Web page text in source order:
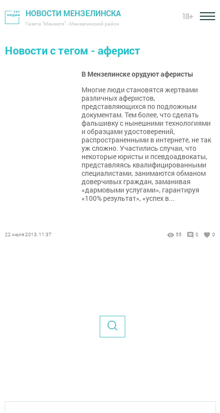
НОВОСТИ МЕНЗЕЛИНСКА
Газета "Мензеля" - Мензелинский район
18+
Новости с тегом - аферист
В Мензелинске орудуют аферисты
Многие люди становятся жертвами
различных аферистов,
представляющихся по подложным
документам. Тем более, что сделать
фальшивку с нынешними технологиями
и образцами удостоверений,
распространенными в интернете, не так
уж сложно. Участились случаи, что
некоторые юристы и псевдоадвокаты,
представляясь квалифицированными
специалистами, занимаются обманом
доверчивых граждан, заманивая
«дармовыми услугами», гарантируя
«100% результат», «успех в...
22 июля 2013, 11:37 55 0 0